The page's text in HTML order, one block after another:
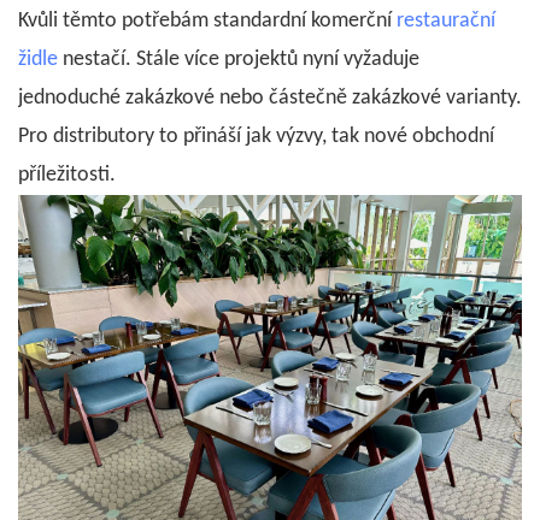
Kvůli těmto potřebám standardní komerční restaurační
židle nestačí. Stále více projektů nyní vyžaduje
jednoduché zakázkové nebo částečně zakázkové varianty.
Pro distributory to přináší jak výzvy, tak nové obchodní
příležitosti.